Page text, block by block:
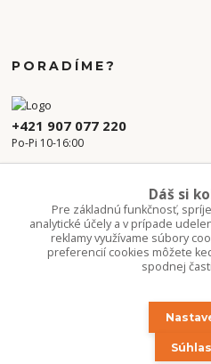
PORADÍME?
+421 907 077 220
Po-Pi 10-16:00
Upravit sběr
Dáš si
Pre základnú funkčnosť,
analytické účely a v prípade
reklamy využívame súbory
preferencií cookies môžete
spodnej